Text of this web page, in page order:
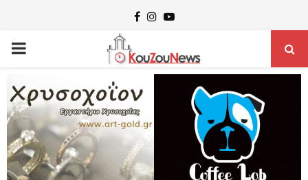
Facebook
Instagram
Youtube
PRIMARY
MENU